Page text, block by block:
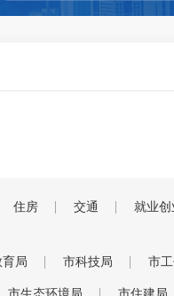
住房 交通 就业创
局 市科技局 市